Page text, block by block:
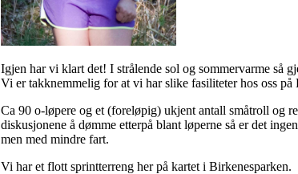
Igjen har vi klart det! I strålende sol og sommervarme så
Vi er takknemmelig for at vi har slike fasiliteter hos oss
Ca 90 o-løpere og et (foreløpig) ukjent antall småtroll og
diskusjonene å dømme etterpå blant løperne så er det
men med mindre fart.
Vi har et flott sprintterreng her på kartet i Birkenesparken.